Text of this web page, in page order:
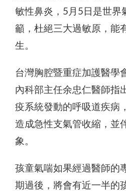
敏性鼻炎，5月5日是世界
籲，杜絕三大過敏原，能
生。
台灣胸腔暨重症加護醫學
內科部主任余忠仁醫師指
疫系統發動的呼吸道疾病
造成急性支氣管收縮，並
象。
孩童氣喘如果經過醫師的
期過後，將會有近一半的